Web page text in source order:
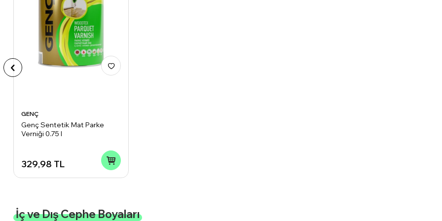
GENÇ
Genç Sentetik Mat Parke
Verniği 0.75 l
329,98 TL
İç ve Dış Cephe Boyaları